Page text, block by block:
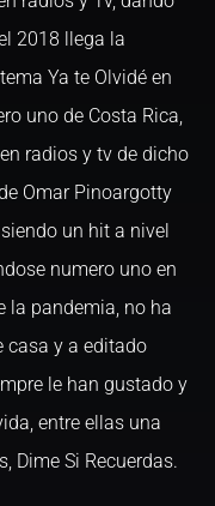
2018 llega la
Ya te Olvidé en
uno de Costa Rica,
radios y tv de dicho
Omar Pinoargotty
un hit a nivel
numero uno en
la pandemia, no ha
casa y a editado
le han gustado y
entre ellas una
Dime Si Recuerdas.